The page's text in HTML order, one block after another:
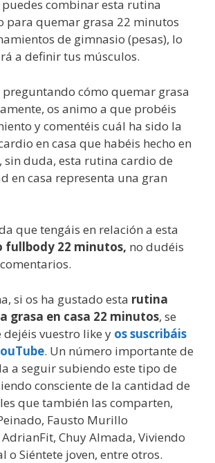
combinar esta rutina
para quemar grasa 22 minutos
de gimnasio (pesas), lo
a definir tus músculos.
preguntando cómo quemar grasa
os animo a que probéis
y comentéis cuál ha sido la
en casa que habéis hecho en
sin duda, esta rutina cardio de
en casa representa una gran
que tengáis en relación a esta
fullbody 22 minutos, no dudéis
si os ha gustado esta rutina
grasa en casa 22 minutos, se
vuestro like y os suscribáis
. Un número importante de
a seguir subiendo este tipo de
consciente de la cantidad de
que también las comparten,
Fausto Murillo
Chuy Almada, Viviendo
o Siéntete joven, entre otros.